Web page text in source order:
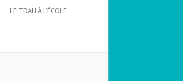
LE TDAH À L’ÉCOLE